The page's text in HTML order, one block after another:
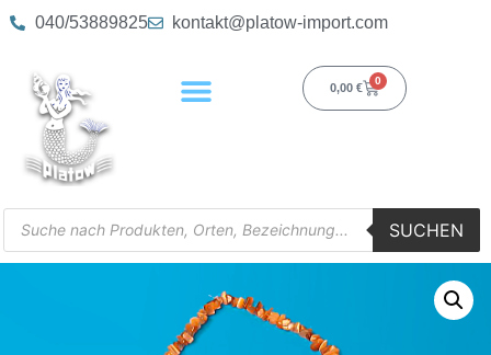
040/53889825 kontakt@platow-import.com
0,00 €
0
SUCHEN